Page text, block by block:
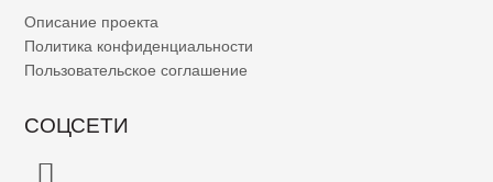
Описание проекта
Политика конфиденциальности
Пользовательское соглашение
СОЦСЕТИ